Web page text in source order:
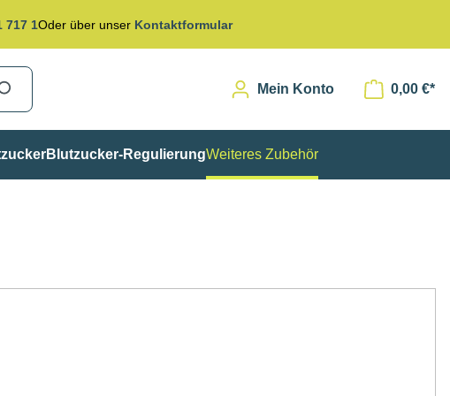
717 1Oder über unser Kontaktformular
Mein Konto 0,00 €*
Blutzucker-RegulierungWeiteres Zubehör